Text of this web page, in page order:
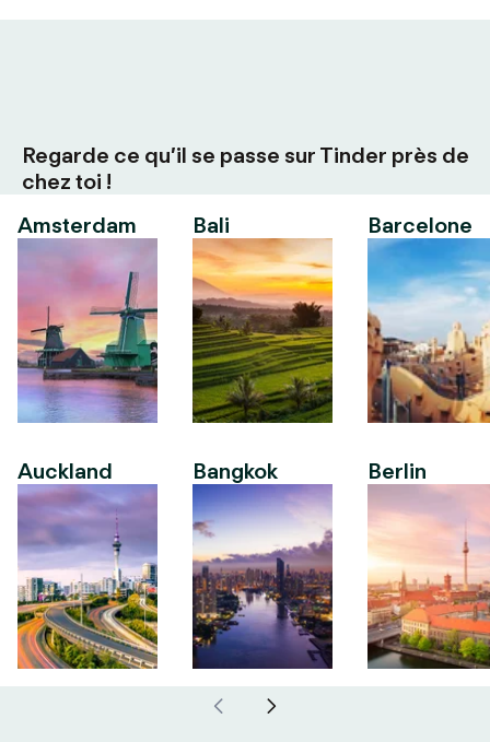
Regarde ce qu’il se passe sur Tinder près de
chez toi !
Amsterdam
Auckland
Bali
Bangkok
Barcelone
Berlin